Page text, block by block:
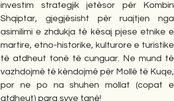
investim strategjik jetësor për Kombin
Shqiptar, gjegjësisht për ruajtjen nga
asimilimi e zhdukja të kësaj pjese etnike e
martire, etno-historike, kulturore e turistike
të atdheut tonë të cunguar. Ne mund të
vazhdojmë të këndojmë për Mollë të Kuqe,
por ne po na shuhen mollat (copat e
atdheut) para syve tanë!